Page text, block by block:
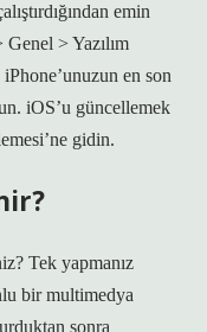
emin
> Yazılım
en son
iOS’u güncellemek
gidin.
Tek yapmanız
bir multimedya
sonra